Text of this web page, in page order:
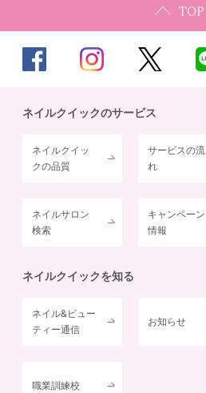
ネイルクイックのサービス
ネイルクイッ
クの品質
サービスの流
れ
ネイルサロン
検索
キャンペーン
情報
ネイルクイックを知る
ネイル&ビュー
ティー通信
お知らせ
職業訓練校